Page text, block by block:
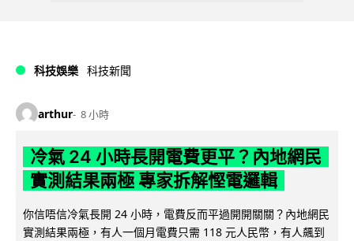
科技娛樂 科技新聞
arthur 8 小時
冷氣 24 小時長開電費更平？內地網民
實測結果兩極 專家拆解慳電邏輯
你信唔信冷氣長開 24 小時，電費反而平過開開關關？內地網民
實測結果兩極，有人一個月電費只需 118 元人民幣，有人飆到